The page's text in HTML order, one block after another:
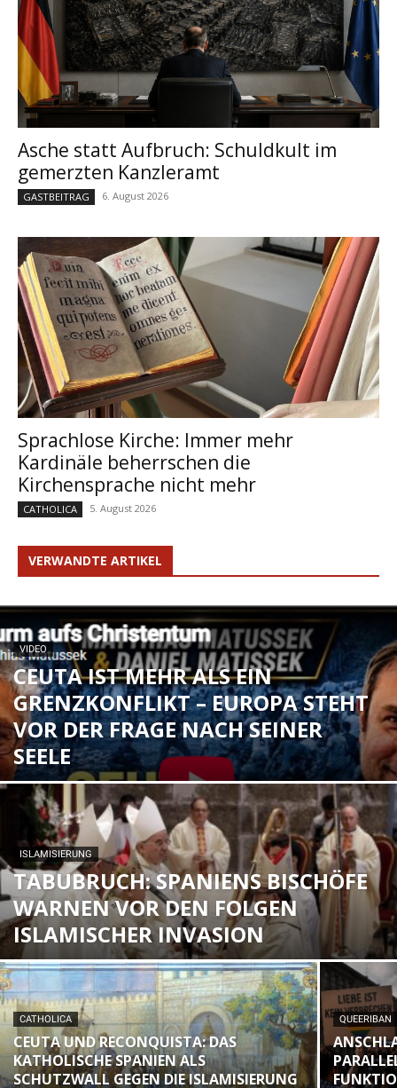
Asche statt Aufbruch: Schuldkult im
gemerzten Kanzleramt
GASTBEITRAG 6. August 2026
Sprachlose Kirche: Immer mehr
Kardinäle beherrschen die
Kirchensprache nicht mehr
CATHOLICA 5. August 2026
VERWANDTE ARTIKEL
VIDEO
CEUTA IST MEHR ALS EIN
GRENZKONFLIKT – EUROPA STEHT
VOR DER FRAGE NACH SEINER
SEELE
ISLAMISIERUNG
TABUBRUCH: SPANIENS BISCHÖFE
WARNEN VOR DEN FOLGEN
ISLAMISCHER INVASION
CATHOLICA
CEUTA UND RECONQUISTA: DAS
KATHOLISCHE SPANIEN ALS
SCHUTZWALL GEGEN DIE ISLAMISIERUNG
QUEERIBAN